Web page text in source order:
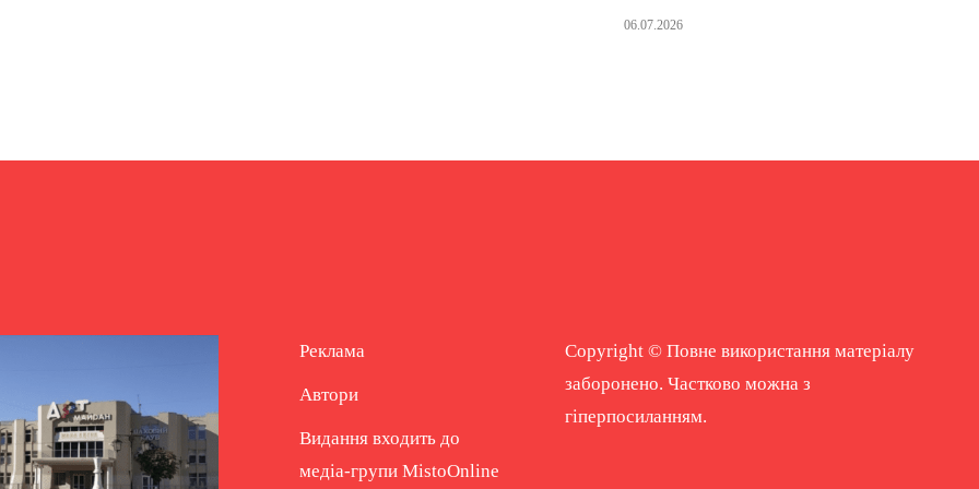
06.07.2026
Реклама
Автори
Видання входить до
медіа-групи MistoOnline
Copyright © Повне використання матеріалу
заборонено. Частково можна з
гіперпосиланням.